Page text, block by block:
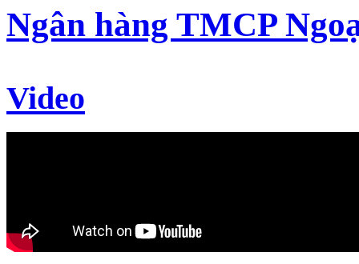
Ngân hàng TMCP
Video